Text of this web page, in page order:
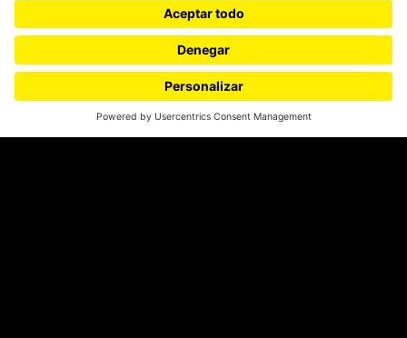
¿Quiénes somos?
Ediciones especiales
Proyectos 070